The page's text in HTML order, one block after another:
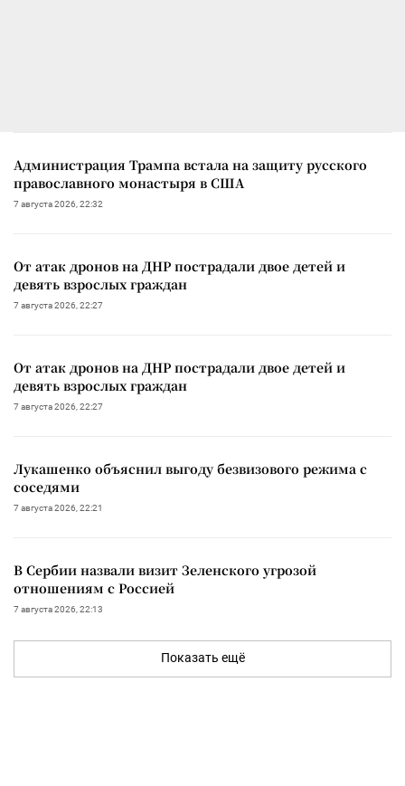
Администрация Трампа встала на защиту русского
православного монастыря в США
7 августа 2026, 22:32
От атак дронов на ДНР пострадали двое детей и
девять взрослых граждан
7 августа 2026, 22:27
От атак дронов на ДНР пострадали двое детей и
девять взрослых граждан
7 августа 2026, 22:27
Лукашенко объяснил выгоду безвизового режима с
соседями
7 августа 2026, 22:21
В Сербии назвали визит Зеленского угрозой
отношениям с Россией
7 августа 2026, 22:13
Показать ещё